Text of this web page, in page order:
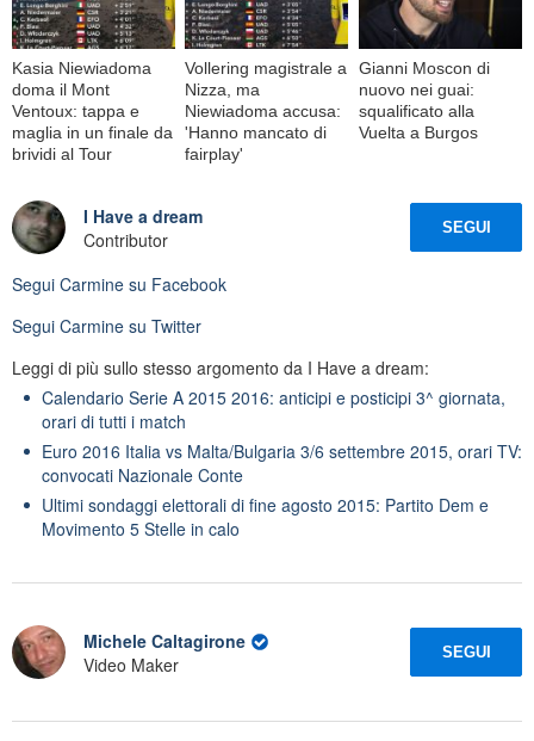
Kasia Niewiadoma
doma il Mont
Ventoux: tappa e
maglia in un finale da
brividi al Tour
Vollering magistrale a
Nizza, ma
Niewiadoma accusa:
'Hanno mancato di
fairplay'
Gianni Moscon di
nuovo nei guai:
squalificato alla
Vuelta a Burgos
I Have a dream
Contributor
SEGUI
Segui Carmine su Facebook
Segui Carmine su Twitter
Leggi di più sullo stesso argomento da I Have a dream:
Calendario Serie A 2015 2016: anticipi e posticipi 3^ giornata,
orari di tutti i match
Euro 2016 Italia vs Malta/Bulgaria 3/6 settembre 2015, orari TV:
convocati Nazionale Conte
Ultimi sondaggi elettorali di fine agosto 2015: Partito Dem e
Movimento 5 Stelle in calo
Michele Caltagirone
Video Maker
SEGUI